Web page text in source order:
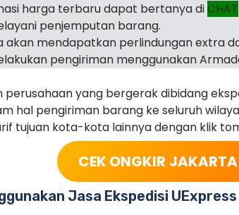
harga terbaru dapat bertanya diCHAT
penjemputan barang.
akan mendapatkan perlindungan extra
pengiriman menggunakan
perusahaan yang bergerak dibidang
hal pengiriman barang ke seluruh
tujuan kota-kota lainnya dengan klik
CEK ONGKIR
Jasa Ekspedisi UExpress